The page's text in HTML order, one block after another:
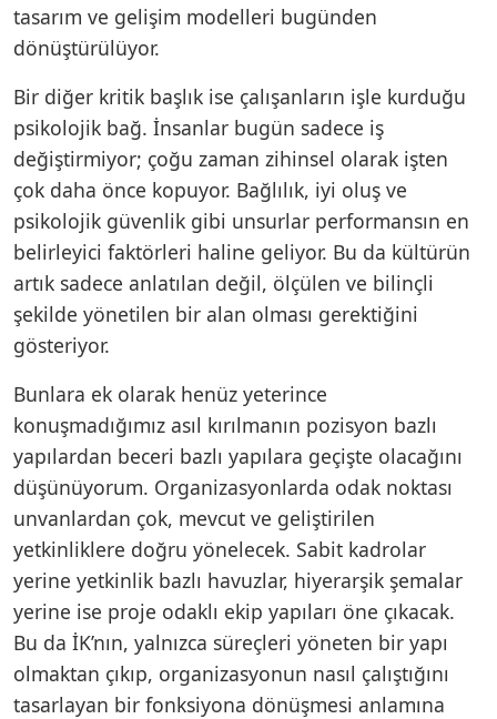
tasarım ve gelişim modelleri bugünden
dönüştürülüyor.
Bir diğer kritik başlık ise çalışanların işle kurduğu
psikolojik bağ. İnsanlar bugün sadece iş
değiştirmiyor; çoğu zaman zihinsel olarak işten
çok daha önce kopuyor. Bağlılık, iyi oluş ve
psikolojik güvenlik gibi unsurlar performansın en
belirleyici faktörleri haline geliyor. Bu da kültürün
artık sadece anlatılan değil, ölçülen ve bilinçli
şekilde yönetilen bir alan olması gerektiğini
gösteriyor.
Bunlara ek olarak henüz yeterince
konuşmadığımız asıl kırılmanın pozisyon bazlı
yapılardan beceri bazlı yapılara geçişte olacağını
düşünüyorum. Organizasyonlarda odak noktası
unvanlardan çok, mevcut ve geliştirilen
yetkinliklere doğru yönelecek. Sabit kadrolar
yerine yetkinlik bazlı havuzlar, hiyerarşik şemalar
yerine ise proje odaklı ekip yapıları öne çıkacak.
Bu da İK’nın, yalnızca süreçleri yöneten bir yapı
olmaktan çıkıp, organizasyonun nasıl çalıştığını
tasarlayan bir fonksiyona dönüşmesi anlamına